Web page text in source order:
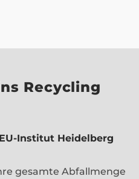
Recycling
Institut Heidelberg
gesamte Abfallmenge